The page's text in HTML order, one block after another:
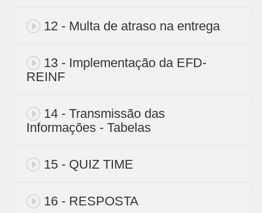
12 - Multa de atraso na entrega
13 - Implementação da EFD-
REINF
14 - Transmissão das
Informações - Tabelas
15 - QUIZ TIME
16 - RESPOSTA